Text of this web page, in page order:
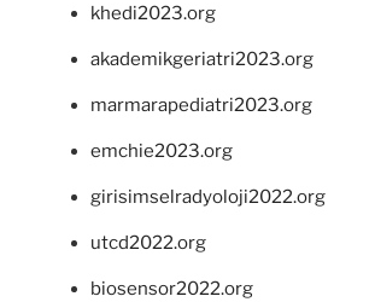
khedi2023.org
akademikgeriatri2023.org
marmarapediatri2023.org
emchie2023.org
girisimselradyoloji2022.org
utcd2022.org
biosensor2022.org